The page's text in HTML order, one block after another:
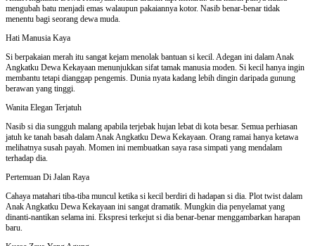
mengubah batu menjadi emas walaupun pakaiannya kotor. Nasib benar-benar tidak
menentu bagi seorang dewa muda.
Hati Manusia Kaya
Si berpakaian merah itu sangat kejam menolak bantuan si kecil. Adegan ini dalam Anak
Angkatku Dewa Kekayaan menunjukkan sifat tamak manusia moden. Si kecil hanya ingin
membantu tetapi dianggap pengemis. Dunia nyata kadang lebih dingin daripada gunung
berawan yang tinggi.
Wanita Elegan Terjatuh
Nasib si dia sungguh malang apabila terjebak hujan lebat di kota besar. Semua perhiasan
jatuh ke tanah basah dalam Anak Angkatku Dewa Kekayaan. Orang ramai hanya ketawa
melihatnya susah payah. Momen ini membuatkan saya rasa simpati yang mendalam
terhadap dia.
Pertemuan Di Jalan Raya
Cahaya matahari tiba-tiba muncul ketika si kecil berdiri di hadapan si dia. Plot twist dalam
Anak Angkatku Dewa Kekayaan ini sangat dramatik. Mungkin dia penyelamat yang
dinanti-nantikan selama ini. Ekspresi terkejut si dia benar-benar menggambarkan harapan
baru.